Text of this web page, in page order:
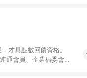
才具點數回饋資格。
通會員、企業福委會員